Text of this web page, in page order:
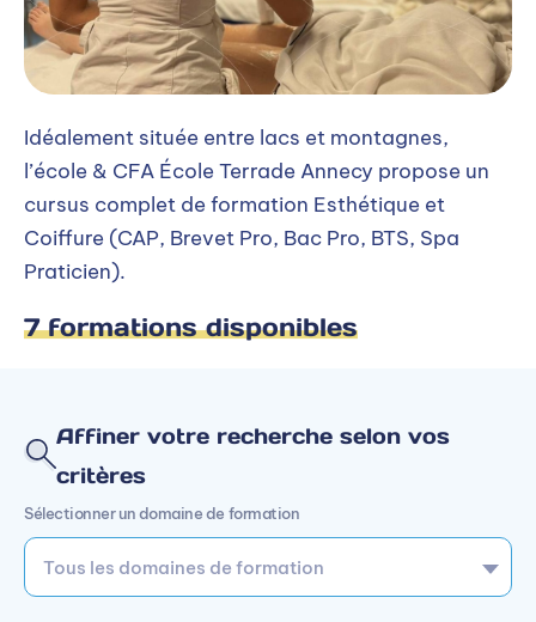
Idéalement située entre lacs et montagnes,
l’école & CFA École Terrade Annecy propose un
cursus complet de formation Esthétique et
Coiffure (CAP, Brevet Pro, Bac Pro, BTS, Spa
Praticien).
7 formations disponibles
Affiner votre recherche selon vos
critères
Sélectionner un domaine de formation